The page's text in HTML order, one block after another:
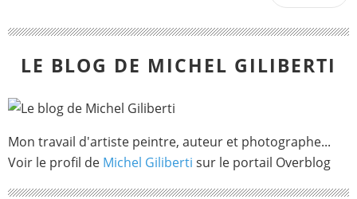
LE BLOG DE MICHEL GILIBERTI
Mon travail d'artiste peintre, auteur et photographe...
Voir le profil de Michel Giliberti sur le portail Overblog